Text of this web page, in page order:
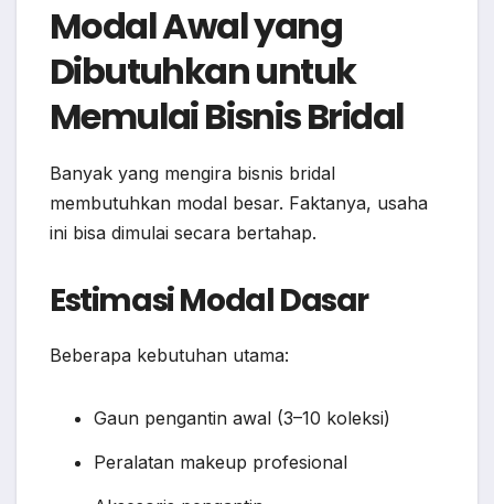
Modal Awal yang
Dibutuhkan untuk
Memulai Bisnis Bridal
Banyak yang mengira bisnis bridal
membutuhkan modal besar. Faktanya, usaha
ini bisa dimulai secara bertahap.
Estimasi Modal Dasar
Beberapa kebutuhan utama:
Gaun pengantin awal (3–10 koleksi)
Peralatan makeup profesional